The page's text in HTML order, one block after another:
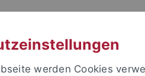
werden Cookies